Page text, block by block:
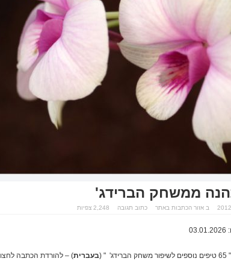
ממשחק הברידג'
ב אזור הכתבות באתר כתוב תגובה 2,248 צפיות
בעברית) – להורדת הכתבה לחצו